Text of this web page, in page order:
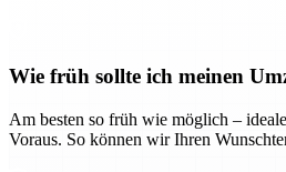
Wie früh sollte ich meinen
Am besten so früh wie möglich –
Voraus. So können wir Ihren